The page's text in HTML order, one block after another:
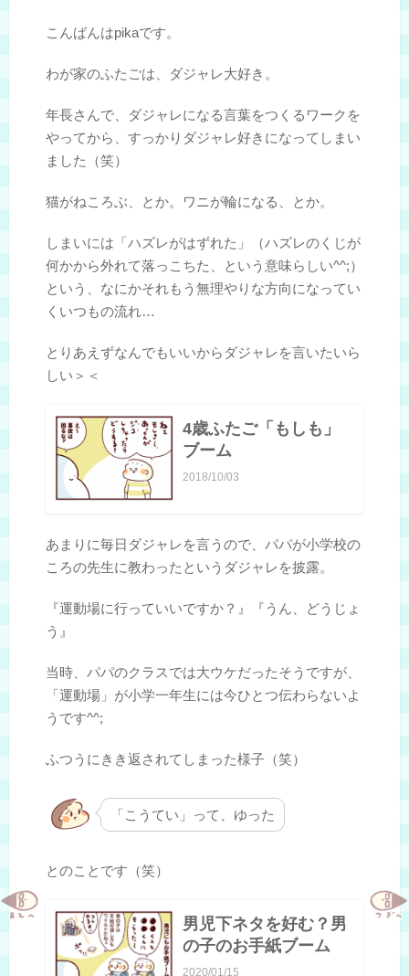
こんばんはpikaです。
わが家のふたごは、ダジャレ大好き。
年長さんで、ダジャレになる言葉をつくるワークを
やってから、すっかりダジャレ好きになってしまい
ました（笑）
猫がねころぶ、とか。ワニが輪になる、とか。
しまいには「ハズレがはずれた」（ハズレのくじが
何かから外れて落っこちた、という意味らしい^^;）
という、なにかそれもう無理やりな方向になってい
くいつもの流れ…
とりあえずなんでもいいからダジャレを言いたいら
しい＞＜
4歳ふたご「もしも」
ブーム
2018/10/03
あまりに毎日ダジャレを言うので、パパが小学校の
ころの先生に教わったというダジャレを披露。
『運動場に行っていいですか？』『うん、どうじょ
う』
当時、パパのクラスでは大ウケだったそうですが、
「運動場」が小学一年生には今ひとつ伝わらないよ
うです^^;
ふつうにきき返されてしまった様子（笑）
「こうてい」って、ゆった
とのことです（笑）
男児下ネタを好む？男
の子のお手紙ブーム
2020/01/15